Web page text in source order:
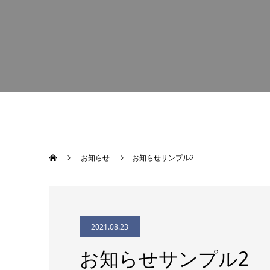
お知らせ お知らせサンプル2
2021.08.23
お知らせサンプル2